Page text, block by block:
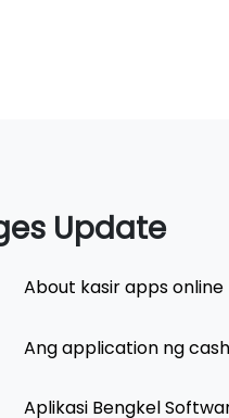
Update
About kasir apps online
Ang application ng
Aplikasi Bengkel